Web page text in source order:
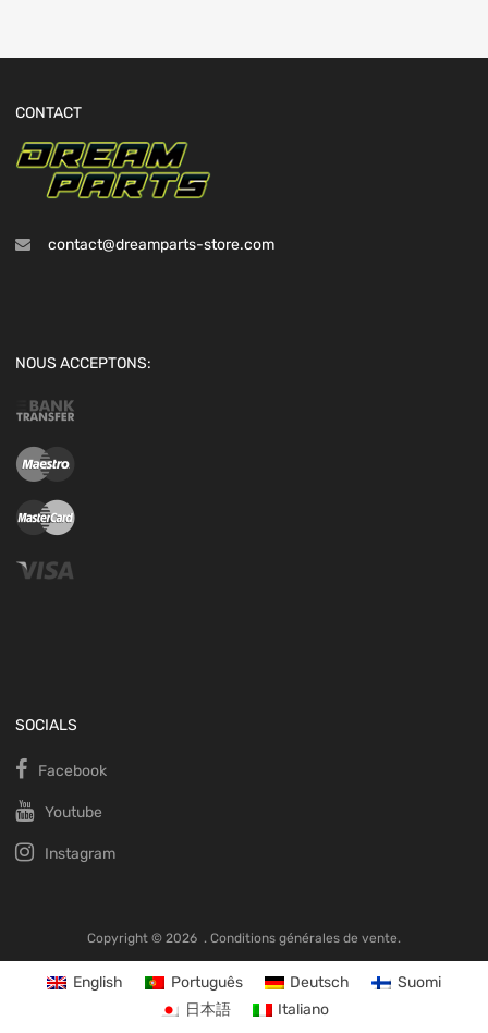
CONTACT
contact@dreamparts-store.com
NOUS ACCEPTONS:
SOCIALS
Facebook
Youtube
Instagram
Copyright © 2026 . Conditions générales de vente.
English Português Deutsch
Suomi
日本語
Italiano